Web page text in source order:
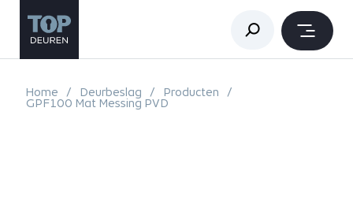
Home Deurbeslag
Producten
GPF100 Mat Messing PVD